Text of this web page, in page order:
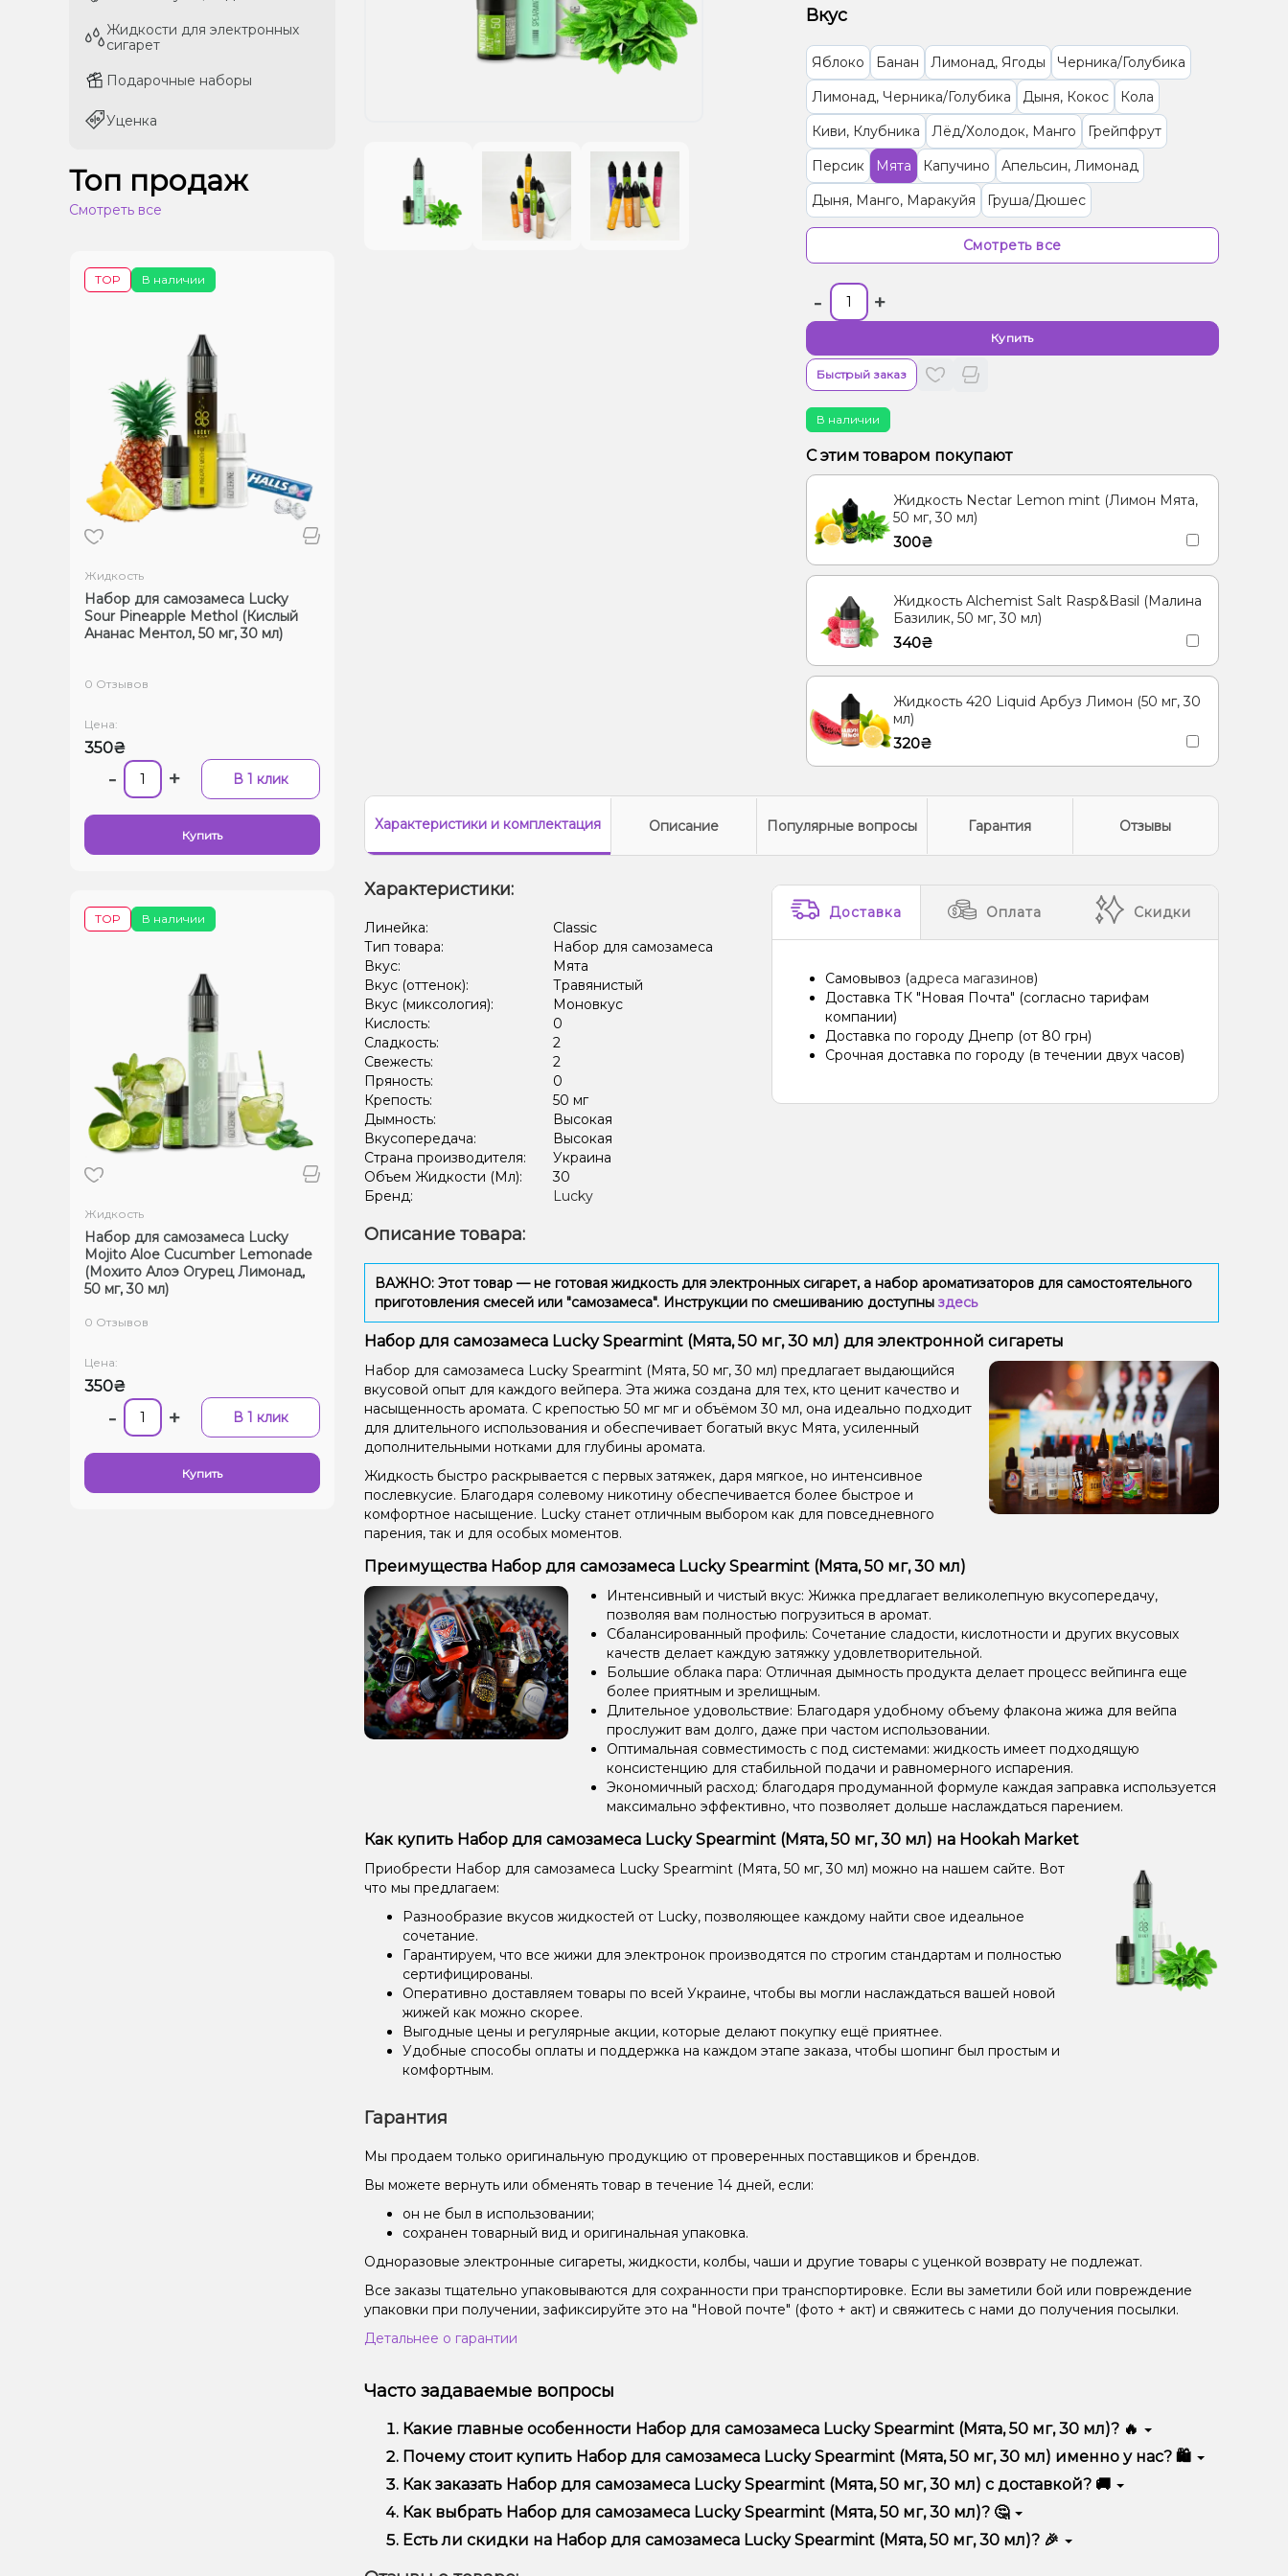
Жидкости для электронных
сигарет
Подарочные наборы
Уценка
Жидкости для электронных
сигарет
Подарочные наборы
Уценка
Топ продаж
Смотреть все
В наличии
TOP
Жидкость
Набор для самозамеса Lucky
Sour Pineapple Methol (Кислый
Ананас Ментол, 50 мг, 30 мл)
0 Отзывов
Цена:
350₴
- + В 1 клик
Купить
В наличии
TOP
Жидкость
Набор для самозамеса Lucky
Mojito Aloe Cucumber Lemonade
(Мохито Алоэ Огурец Лимонад,
50 мг, 30 мл)
0 Отзывов
Цена:
350₴
- + В 1 клик
Купить
Вкус
Яблоко Банан Лимонад, Ягоды
Черника/Голубика
Лимонад, Черника/Голубика
Дыня, Кокос
Кола
Киви, Клубника
Лёд/Холодок, Манго
Грейпфрут
Персик
Мята Капучино
Апельсин, Лимонад
Дыня, Манго, Маракуйя
Груша/Дюшес
Грейпфрут, Клубника, Лимонад
Вишня/Черешня, Лимонад
Лимонад, Сливки/Крем
Бузина, Лимонад
Лимонад, Манго, Маракуйя
Мохито
Лимонад, Роза
Алоэ, Лимонад, Мохито, Огурец
Ананас, Ментол/Эвкалипт
Гуава, Кактус, Киви
Смотреть все
- +
Купить
Быстрый заказ
В наличии
С этим товаром покупают
Жидкость Nectar Lemon mint (Лимон Мята,
50 мг, 30 мл)
300₴
Жидкость Alchemist Salt Rasp&Basil (Малина
Базилик, 50 мг, 30 мл)
340₴
Жидкость 420 Liquid Арбуз Лимон (50 мг, 30
мл)
320₴
Характеристикии комплектация Описание Популярные вопросы Гарантия Отзывы
Характеристики:
Линейка:
Classic
Тип товара:
Набор для самозамеса
Вкус:
Мята
Вкус (оттенок):
Травянистый
Вкус (миксология):
Моновкус
Кислость:
0
Сладкость:
2
Свежесть:
2
Пряность:
0
Крепость:
50 мг
Дымность:
Высокая
Вкусопередача:
Высокая
Страна производителя:
Украина
Объем Жидкости (Мл):
30
Бренд:
Lucky
Доставка Оплата Скидки
Самовывоз (адреса магазинов)
Доставка ТК "Новая Почта" (согласно тарифам
компании)
Доставка по городу Днепр (от 80 грн)
Срочная доставка по городу (в течении двух часов)
Описание товара:
ВАЖНО: Этот товар — не готовая жидкость для электронных сигарет, а набор ароматизаторов для самостоятельного
приготовления смесей или "самозамеса". Инструкции по смешиванию доступны здесь
Набор для самозамеса Lucky Spearmint (Мята, 50 мг, 30 мл) для электронной сигареты
Набор для самозамеса Lucky Spearmint (Мята, 50 мг, 30 мл) предлагает выдающийся
вкусовой опыт для каждого вейпера. Эта жижа создана для тех, кто ценит качество и
насыщенность аромата. С крепостью 50 мг мг и объёмом 30 мл, она идеально подходит
для длительного использования и обеспечивает богатый вкус Мята, усиленный
дополнительными нотками для глубины аромата.
Жидкость быстро раскрывается с первых затяжек, даря мягкое, но интенсивное
послевкусие. Благодаря солевому никотину обеспечивается более быстрое и
комфортное насыщение. Lucky станет отличным выбором как для повседневного
парения, так и для особых моментов.
Преимущества Набор для самозамеса Lucky Spearmint (Мята, 50 мг, 30 мл)
Интенсивный и чистый вкус: Жижка предлагает великолепную вкусопередачу,
позволяя вам полностью погрузиться в аромат.
Сбалансированный профиль: Сочетание сладости, кислотности и других вкусовых
качеств делает каждую затяжку удовлетворительной.
Большие облака пара: Отличная дымность продукта делает процесс вейпинга еще
более приятным и зрелищным.
Длительное удовольствие: Благодаря удобному объему флакона жижа для вейпа
прослужит вам долго, даже при частом использовании.
Оптимальная совместимость с под системами: жидкость имеет подходящую
консистенцию для стабильной подачи и равномерного испарения.
Экономичный расход: благодаря продуманной формуле каждая заправка используется
максимально эффективно, что позволяет дольше наслаждаться парением.
Как купить Набор для самозамеса Lucky Spearmint (Мята, 50 мг, 30 мл) на Hookah Market
Приобрести Набор для самозамеса Lucky Spearmint (Мята, 50 мг, 30 мл) можно на нашем сайте. Вот
что мы предлагаем:
Разнообразие вкусов жидкостей от Lucky, позволяющее каждому найти свое идеальное
сочетание.
Гарантируем, что все жижи для электронок производятся по строгим стандартам и полностью
сертифицированы.
Оперативно доставляем товары по всей Украине, чтобы вы могли наслаждаться вашей новой
жижей как можно скорее.
Выгодные цены и регулярные акции, которые делают покупку ещё приятнее.
Удобные способы оплаты и поддержка на каждом этапе заказа, чтобы шопинг был простым и
комфортным.
Гарантия
Мы продаем только оригинальную продукцию от проверенных поставщиков и брендов.
Вы можете вернуть или обменять товар в течение 14 дней, если:
он не был в использовании;
сохранен товарный вид и оригинальная упаковка.
Одноразовые электронные сигареты, жидкости, колбы, чаши и другие товары с уценкой возврату не подлежат.
Все заказы тщательно упаковываются для сохранности при транспортировке. Если вы заметили бой или повреждение
упаковки при получении, зафиксируйте это на "Новой почте" (фото + акт) и свяжитесь с нами до получения посылки.
Детальнее о гарантии
Часто задаваемые вопросы
Какие главные особенности Набор для самозамеса Lucky Spearmint (Мята, 50 мг, 30 мл)? 🔥
Набор для самозамеса Lucky Spearmint (Мята, 50 мг, 30 мл) отличается высоким качеством, удобством
использования и надежностью.
Почему стоит купить Набор для самозамеса Lucky Spearmint (Мята, 50 мг, 30 мл) именно у нас? 🛍️
Мы предлагаем только оригинальную продукцию, широкий ассортимент, выгодные цены и быструю доставку.
Кроме того, у нас регулярные акции и скидки для клиентов!
Как заказать Набор для самозамеса Lucky Spearmint (Мята, 50 мг, 30 мл) с доставкой? 🚚
Оформить заказ можно в несколько кликов:
Добавьте Набор для самозамеса Lucky Spearmint (Мята, 50 мг, 30 мл) в корзину.
Как выбрать Набор для самозамеса Lucky Spearmint (Мята, 50 мг, 30 мл)? 🤔
Выбор зависит от ваших предпочтений – например, если это кальян, учитывайте размер, материал и тип чаши, если
вейп – мощность и вкус. Наши менеджеры помогут подобрать идеальный вариант.
Есть ли скидки на Набор для самозамеса Lucky Spearmint (Мята, 50 мг, 30 мл)? 🎉